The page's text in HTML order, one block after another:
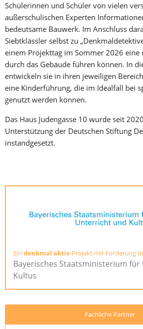
Schülerinnen und Schüler von vielen
außerschulischen Experten
bedeutsame Bauwerk. Im Anschluss
Siebtklässler selbst zu
einem Projekttag im Sommer 2026 eine
durch das Gebäude führen können. In
entwickeln sie in ihren jeweiligen
eine Kinderführung, die im Idealfall bei
genutzt werden können.
Das Haus Judengasse 10 wurde seit
Unterstützung der Deutschen Stiftung
instandgesetzt.
Ein denkmal aktiv-Projekt mit Förderung
Bayerisches Staatsministerium
Kultus
Fachliche Partner